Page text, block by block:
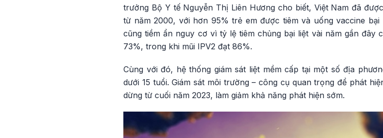
trưởng Bộ Y tế Nguyễn Thị Liên Hương cho biết, Việt Nam đã
từ năm 2000, với hơn 95% trẻ em được tiêm và uống vaccine
cũng tiềm ẩn nguy cơ vì tỷ lệ tiêm chủng bại liệt vài năm gần đây
73%, trong khi mũi IPV2 đạt 86%.
Cùng với đó, hệ thống giám sát liệt mềm cấp tại một số địa
dưới 15 tuổi. Giám sát môi trường – công cụ quan trọng để phát
dừng từ cuối năm 2023, làm giảm khả năng phát hiện sớm.